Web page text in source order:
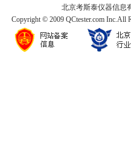
北京考斯泰仪器信息
Copyright © 2009 QCtester.com Inc.All